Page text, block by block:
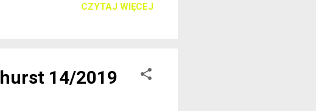
to za dużo. Można by się spokojnie
CZYTAJ WIĘCEJ
14/2019